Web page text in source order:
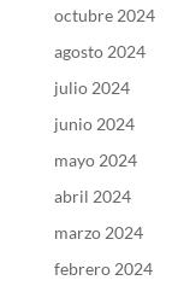
octubre 2024
agosto 2024
julio 2024
junio 2024
mayo 2024
abril 2024
marzo 2024
febrero 2024